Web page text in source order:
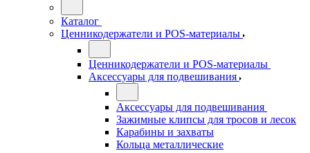
Каталог
Ценникодержатели и POS-материалы
Ценникодержатели и POS-материалы
Аксессуары для подвешивания
Аксессуары для подвешивания
Зажимные клипсы для тросов и лесок
Карабины и захваты
Кольца металлические